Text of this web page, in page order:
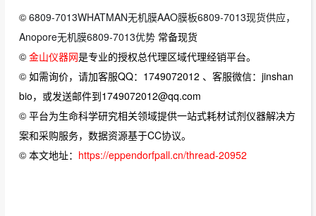
© 6809-7013WHATMAN无机膜AAO膜板6809-7013现货供应，
Anopore无机膜6809-7013优势 常备现货
© 金山仪器网是专业的授权总代理区域代理经销平台。
© 如需询价，请加客服QQ：1749072012 、客服微信：jinshan
bio，或发送邮件到1749072012@qq.com
© 平台为生命科学研究相关领域提供一站式耗材试剂仪器解决方
案和采购服务，数据资源基于CC协议。
© 本文地址： https://eppendorfpall.cn/thread-20952